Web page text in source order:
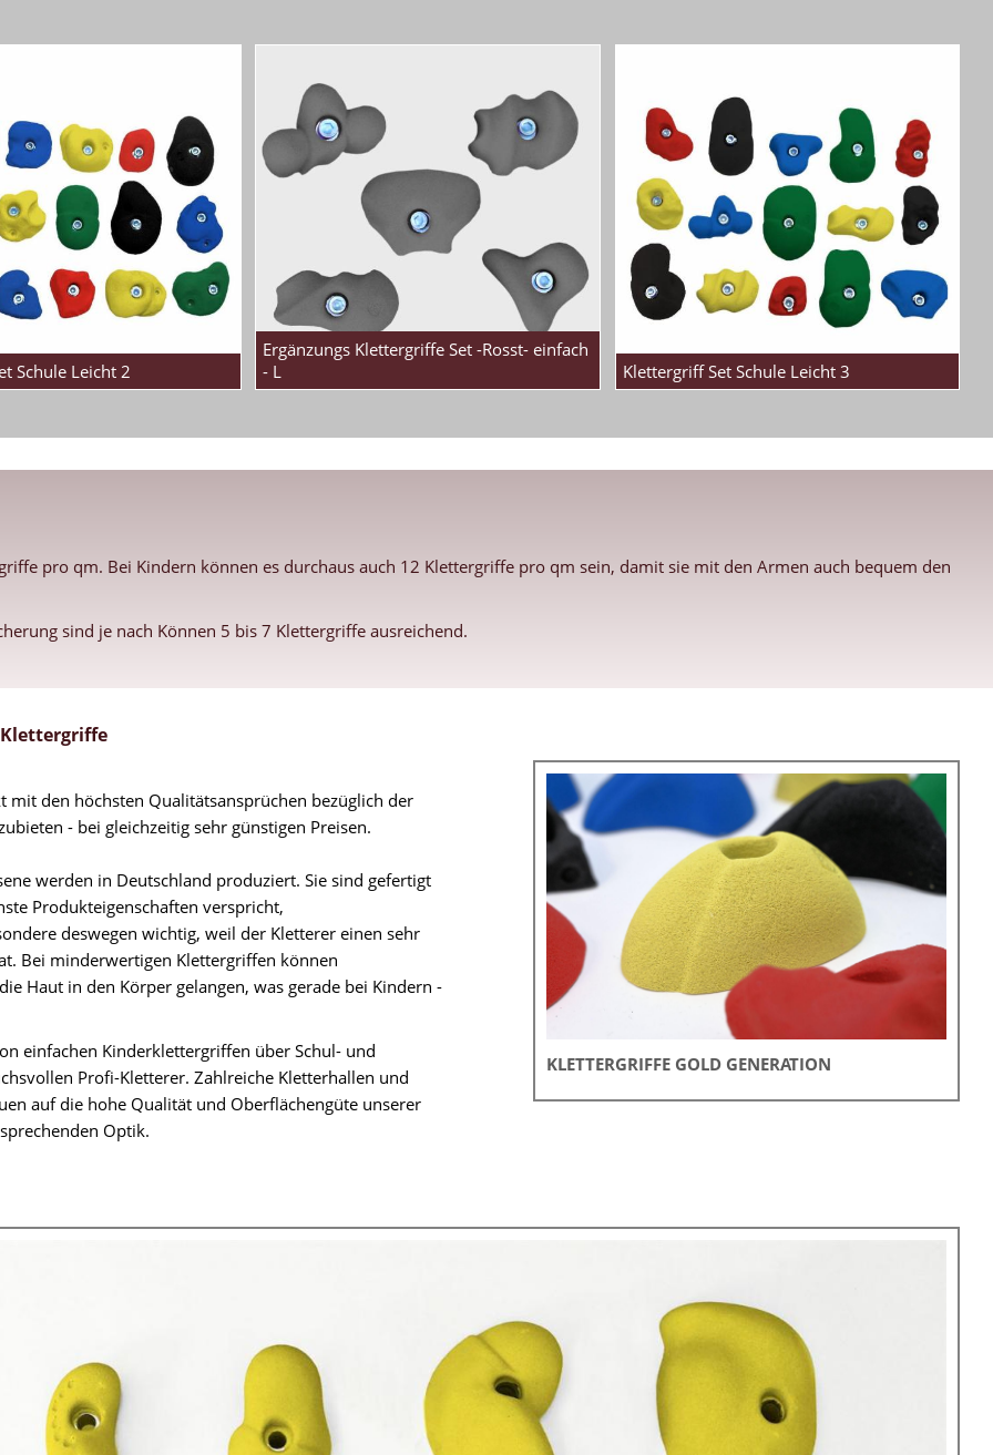
Schule Leicht 2
Ergänzungs Klettergriffe Set -Rosst- einfach
- L
Klettergriff Set Schule Leicht 3
pro qm. Bei Kindern können es durchaus auch 12 Klettergriffe pro qm sein, damit sie mit den Armen auch bequem den
sind je nach Können 5 bis 7 Klettergriffe ausreichend.
KLETTERGRIFFE GOLD GENERATION
mit den höchsten Qualitätsansprüchen bezüglich der
- bei gleichzeitig sehr günstigen Preisen.
werden in Deutschland produziert. Sie sind gefertigt
Produkteigenschaften verspricht,
deswegen wichtig, weil der Kletterer einen sehr
Bei minderwertigen Klettergriffen können
Haut in den Körper gelangen, was gerade bei Kindern -
einfachen Kinderklettergriffen über Schul- und
Profi-Kletterer. Zahlreiche Kletterhallen und
auf die hohe Qualität und Oberflächengüte unserer
Optik.